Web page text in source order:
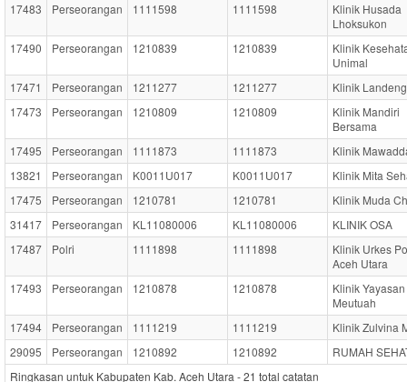
17483
Perseorangan 1111598 1111598
Klinik Husada
Lhoksukon
17490
Perseorangan 1210839 1210839
Klinik
Unimal
17471
Perseorangan 1211277 1211277
Klinik Landeng
17473
Perseorangan 1210809 1210809
Klinik Mandiri
Bersama
17495
Perseorangan 1111873 1111873
Klinik
13821
Perseorangan K0011U017 K0011U017
Klinik Mita
17475
Perseorangan 1210781 1210781
Klinik Muda
31417
Perseorangan KL11080006 KL11080006
KLINIK OSA
17487
Polri 1111898 1111898
Klinik Urkes
Aceh Utara
17493
Perseorangan 1210878 1210878
Klinik Yayasan
Meutuah
17494
Perseorangan 1111219 1111219
Klinik Zulvina
29095
Perseorangan 1210892 1210892
RUMAH
Ringkasan untuk Kabupaten Kab. Aceh Utara -21 total catatan